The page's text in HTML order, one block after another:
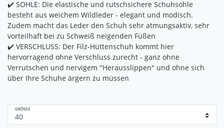
✔️ SOHLE: Die elastische und rutschsichere Schuhsohle
besteht aus weichem Wildleder - elegant und modisch.
Zudem macht das Leder den Schuh sehr atmungsaktiv, sehr
vorteilhaft bei zu Schweiß neigenden Füßen
✔️ VERSCHLUSS: Der Filz-Hüttenschuh kommt hier
hervorragend ohne Verschluss zurecht - ganz ohne
Verrutschen und nervigem "Herausslippen" und ohne sich
über Ihre Schuhe ärgern zu müssen
GRÖSSE